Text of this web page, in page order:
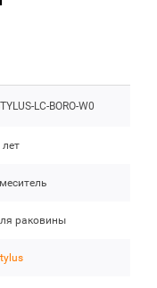
LC-BORO-W0
лет
раковины